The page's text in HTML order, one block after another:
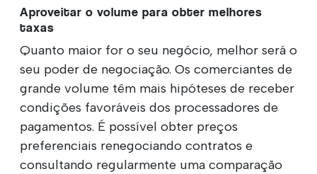
Aproveitar o volume para obter melhores
taxas
Quanto maior for o seu negócio, melhor será o
seu poder de negociação. Os comerciantes de
grande volume têm mais hipóteses de receber
condições favoráveis dos processadores de
pagamentos. É possível obter preços
preferenciais renegociando contratos e
consultando regularmente uma comparação